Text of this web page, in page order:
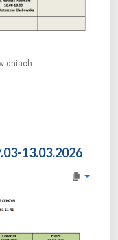
dniach
13.03.2026